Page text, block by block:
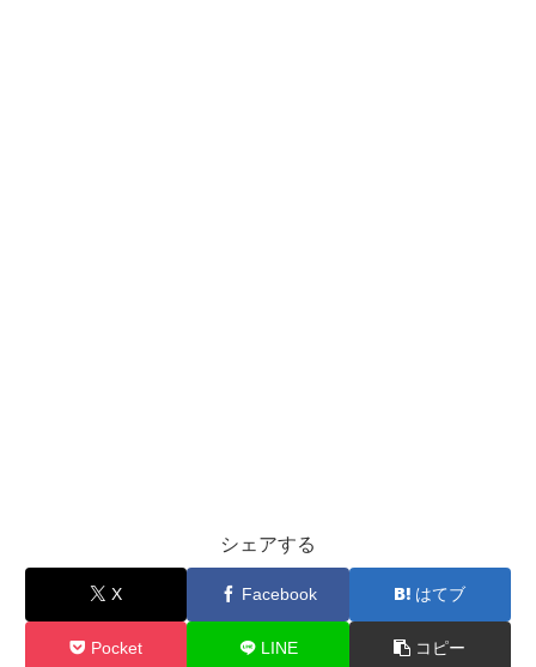
シェアする
X Facebook はてブ
Pocket LINE コピー